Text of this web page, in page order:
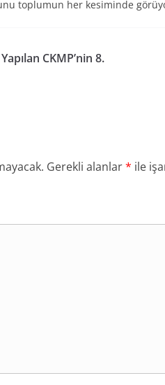
toplumun her kesiminde
CKMP’nin 8.
Gerekli alanlar* ile